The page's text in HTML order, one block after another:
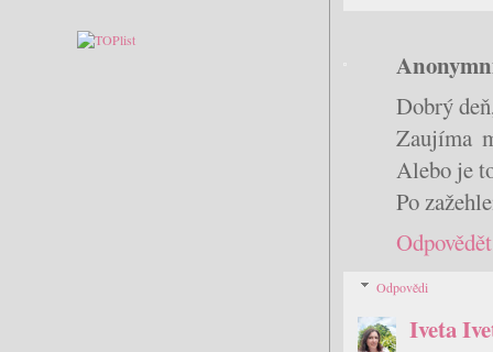
Dobrý
Zaujíma
Alebo je
Po
Odpovědět
Odpovědi
Iveta